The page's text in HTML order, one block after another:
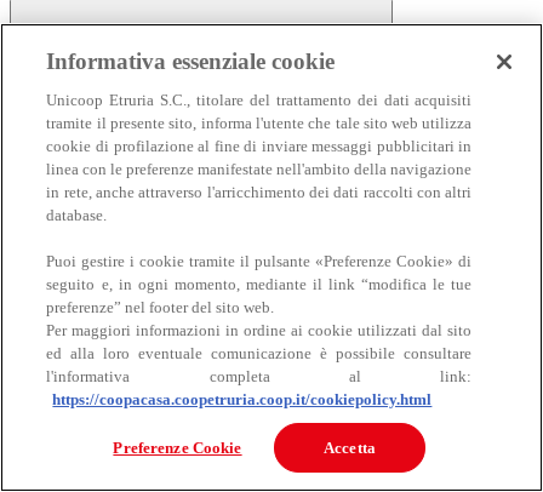
Carne
Carne
Bovino
Informativa essenziale cookie
Unicoop Etruria S.C., titolare del trattamento dei dati acquisiti
tramite il presente sito, informa l'utente che tale sito web utilizza
cookie di profilazione al fine di inviare messaggi pubblicitari in
linea con le preferenze manifestate nell'ambito della navigazione
in rete, anche attraverso l'arricchimento dei dati raccolti con altri
database.
Puoi gestire i cookie tramite il pulsante «Preferenze Cookie» di
seguito e, in ogni momento, mediante il link “modifica le tue
preferenze” nel footer del sito web.
Per maggiori informazioni in ordine ai cookie utilizzati dal sito
ed alla loro eventuale comunicazione è possibile consultare
l'informativa completa al link:
https://coopacasa.coopetruria.coop.it/cookiepolicy.html
Preferenze Cookie Accetta